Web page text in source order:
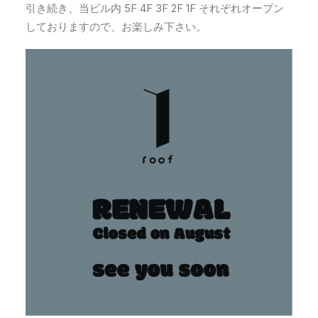
引き続き、当ビル内 5F 4F 3F 2F 1F それぞれオープン
しておりますので、お楽しみ下さい。